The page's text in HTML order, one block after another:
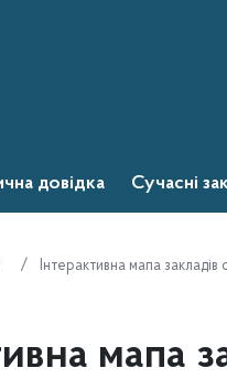
довідка Сучасні
Інтерактивна мапа
мапа